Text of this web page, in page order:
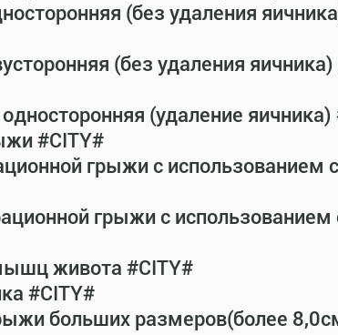
(без удаления
(без удаления
(удаление яичника)
#CITY#
грыжи с использованием
грыжи с
живота #CITY#
#CITY#
больших размеров(более